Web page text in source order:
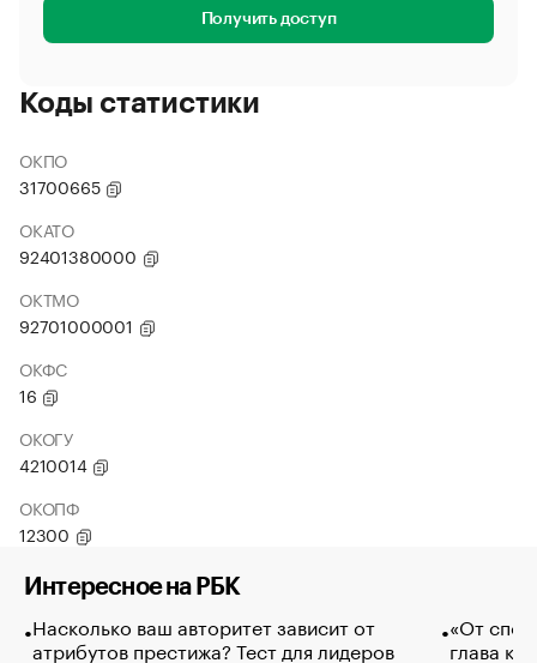
Получить доступ
Коды статистики
ОКПО
31700665
ОКАТО
92401380000
ОКТМО
92701000001
ОКФС
16
ОКОГУ
4210014
ОКОПФ
12300
Интересное на РБК
Насколько ваш авторитет зависит от
атрибутов престижа? Тест для лидеров
«От
глава